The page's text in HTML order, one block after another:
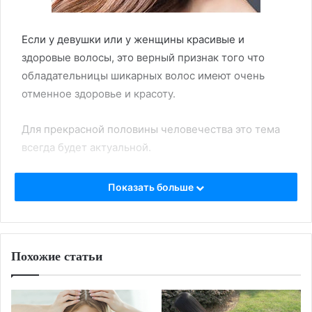
Если у девушки или у женщины красивые и
здоровые волосы, это верный признак того что
обладательницы шикарных волос имеют очень
отменное здоровье и красоту.
Для прекрасной половины человечества это тема
всегда будет актуальной.
Ведь сексуальный или романтичный образ девушке
или женщины связан с густыми длинными
волосами. Но мать природа к сожалению не всех
одаривает такими подарками. Да и к тому же живя
в городе очень трудно сохранить волосы
здоровыми и красивыми. Пыль, загазованность все
это влияет на здоровье волос. В итоге наши волосы
Показать больше
Похожие статьи